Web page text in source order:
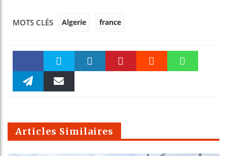
MOTS CLÉS Algerie france
Faceboo Twitter
m
Articles Similaires